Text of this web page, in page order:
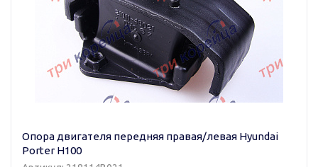
Опора двигателя передняя правая/левая Hyundai
Porter H100